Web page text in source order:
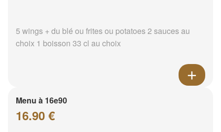
5 wings + du blé ou frites ou potatoes 2 sauces au
choix 1 boisson 33 cl au choix
Menu à 16e90
16.90 €